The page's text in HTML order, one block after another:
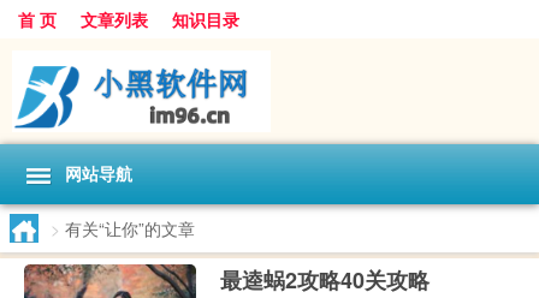
首 页 文章列表 知识目录
网站导航
> 有关“让你”的文章
最逵蜗2攻略40关攻略